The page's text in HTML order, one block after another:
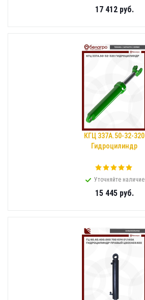
17 412руб.
КГЦ 337А.50-32-320
Гидроцилиндр
Уточняйте наличие
15 445руб.